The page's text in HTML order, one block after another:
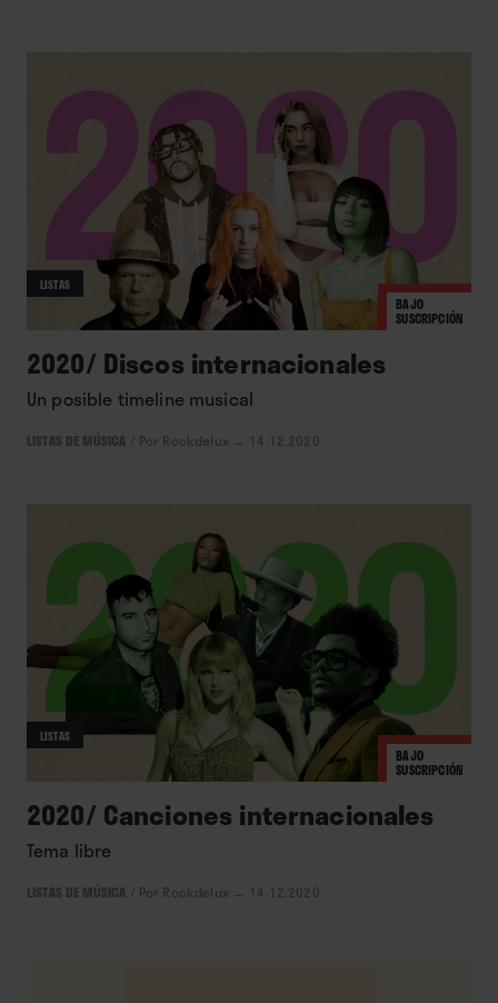
BAJO
SUSCRIPCIÓN
LISTAS
2020/ Discos internacionales
Un posible timeline musical
LISTAS DE MÚSICA Por Rockdelux → 14.12.2020
BAJO
SUSCRIPCIÓN
LISTAS
2020/ Canciones internacionales
Tema libre
LISTAS DE MÚSICA Por Rockdelux → 14.12.2020